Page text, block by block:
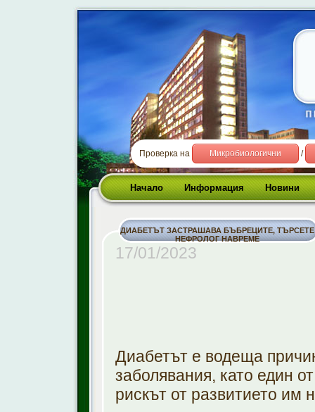
Проверка на Микробиологични /
Начало Информация Новини
ДИАБЕТЪТ ЗАСТРАШАВА БЪБРЕЦИТЕ, ТЪРСЕТЕ
НЕФРОЛОГ НАВРЕМЕ
17/01/2023
Диабетът е водеща
заболявания, като един
рискът от развитието им